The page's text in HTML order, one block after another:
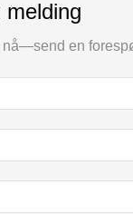
melding
nå—send en